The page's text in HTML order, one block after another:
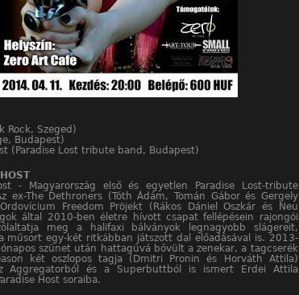
Rock, Szeged)
Budapest)
(Paradise Lost tribute band, Budapest)
- Magyarország első és egyetlen Paradise Lost-tribute
ex-The Dethroners (Tóth Ádám, Tomán Gábor és Gergely
Freedom Pröjekt (Rákos Dániel Oszkár és Neu
által 2010-ben életre hívott csapat fellépésein rajongói
meg a halifaxi bálványok legnagyobb slágereit,
műsort egy-két ritkábban játszott dal előadásával is. 2013-
szünet után hattagúvá bővült a zenekar, a tagcserék
két oszlopos tagja (Dmitri Pronin és Horváth Attila)
Aggregatorból és a Superbuttból is ismert Erdei Attila
Host soraiba.